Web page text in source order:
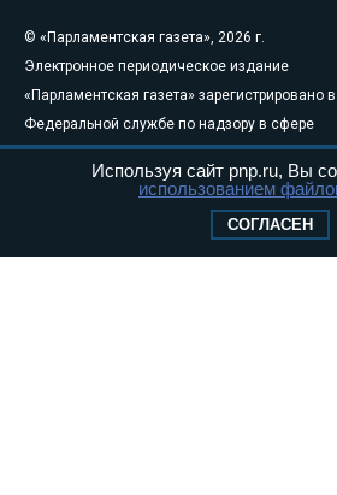
© «Парламентская газета», 2026 г.
Электронное периодическое издание
«Парламентская газета» зарегистрировано в
Федеральной службе по надзору в сфере
связи, информационных технологий и
массовых коммуникаций (Роскомнадзор) 05
Свидетельство о регистрации Эл № ФС77-
Используя сайт pnp.ru, Вы
использованием
СОГЛАСЕН